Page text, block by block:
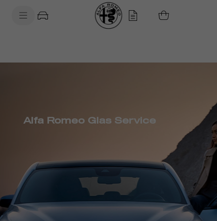
Alfa Romeo Glas Service